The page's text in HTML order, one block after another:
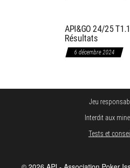
API&GO 24/25
Résultats
6 décembre 2024
Jeu
Interdit aux
Tests et